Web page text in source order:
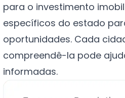
para o investimento
específicos do estado
oportunidades. Cada
compreendê-la pode
informadas.